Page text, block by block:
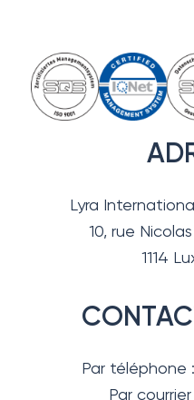
Lyra
10, rue
1114
Par téléphone
Par